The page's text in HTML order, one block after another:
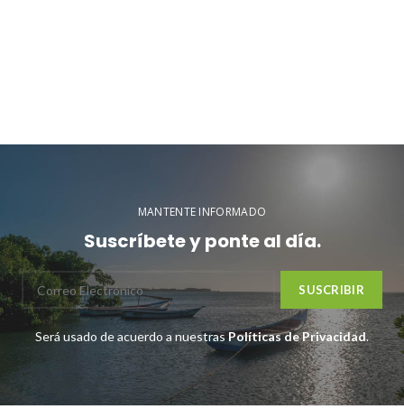
MANTENTE INFORMADO
Suscríbete y ponte al día.
Será usado de acuerdo a nuestrasPolíticas de Privacidad.